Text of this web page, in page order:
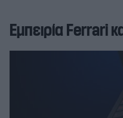
Εμπειρία Ferrari